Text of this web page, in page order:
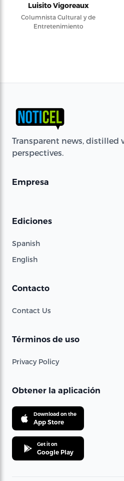
Luisito Vigoreaux
Columnista Cultural y de
Entretenimiento
Transparent news, distilled
perspectives.
Empresa
Ediciones
Spanish
English
Contacto
Contact Us
Términos de uso
Privacy Policy
Obtener la aplicación
Download on the
App Store
Get it on
Google Play